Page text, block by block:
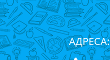
АДРЕСА: